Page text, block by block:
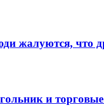
жалуются, что
и